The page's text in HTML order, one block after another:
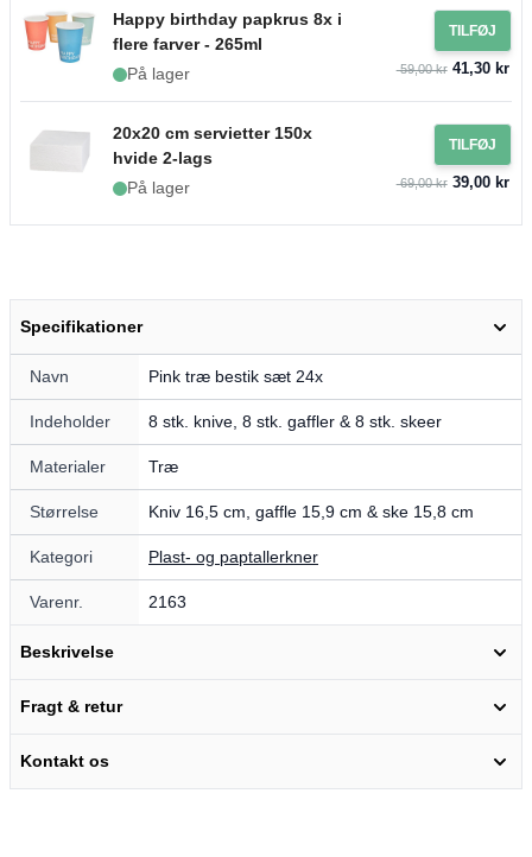
Happy birthday papkrus 8x i
flere farver - 265ml
På lager
TILFØJ
59,00 kr41,30 kr
20x20 cm servietter 150x
hvide 2-lags
På lager
TILFØJ
69,00 kr39,00 kr
Specifikationer
Navn Pink træ bestik sæt 24x
Indeholder 8 stk. knive, 8 stk. gaffler & 8 stk. skeer
Materialer Træ
Størrelse Kniv 16,5 cm, gaffle 15,9 cm & ske 15,8 cm
Kategori Plast- og paptallerkner
Varenr. 2163
Beskrivelse
Fragt & retur
Kontakt os